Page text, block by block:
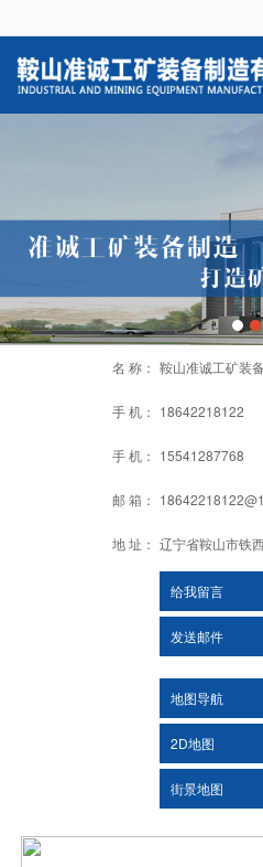
推荐产品 联
名 称： 鞍山准诚工矿装
手 机： 18642218122
手 机： 15541287768
邮 箱：
地 址： 辽宁省鞍山市铁
给我留言
发送邮件
地图导航
2D地图
街景地图